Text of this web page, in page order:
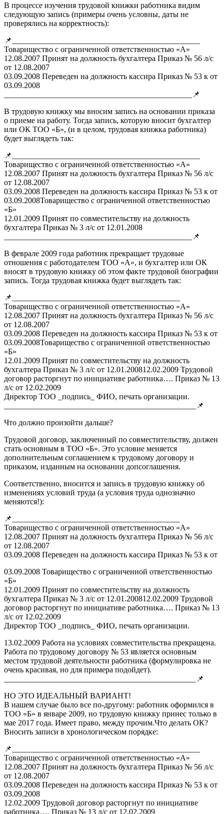
В процессе изучения трудовой книжки работника видим
следующую запись (примеры очень условны, даты не
проверялись на корректность):
📌_______________________________________________
Товарищество с ограниченной ответственностью «А»
12.08.2007 Принят на должность бухгалтера Приказ № 56 л/с
от 12.08.2007
03.09.2008 Переведен на должность кассира Приказ № 53 к от
03.09.2008
_______________________________________________📌
В трудовую книжку мы вносим запись на основании приказа
о приеме на работу. Тогда запись, которую вносит бухгалтер
или ОК ТОО «Б», (и в целом, трудовая книжка работника)
будет выглядеть так:
📌_______________________________________________
Товарищество с ограниченной ответственностью «А»
12.08.2007 Принят на должность бухгалтера Приказ № 56 л/с
от 12.08.2007
03.09.2008 Переведен на должность кассира Приказ № 53 к от
03.09.2008Товарищество с ограниченной ответственностью
«Б»
12.01.2009 Принят по совместительству на должность
бухгалтера Приказ № 3 л/с от 12.01.2008
_______________________________________________📌
В феврале 2009 года работник прекращает трудовые
отношения с работодателем ТОО «А», и бухгалтер или ОК
вносят в трудовую книжку об этом факте трудовой биографии
запись. Тогда трудовая книжка будет выглядеть так:
📌__________________________________________
Товарищество с ограниченной ответственностью «А»
12.08.2007 Принят на должность бухгалтера Приказ № 56 л/с
от 12.08.2007
03.09.2008 Переведен на должность кассира Приказ № 53 к от
03.09.2008Товарищество с ограниченной ответственностью
«Б»
12.01.2009 Принят по совместительству на должность
бухгалтера Приказ № 3 л/с от 12.01.200812.02.2009 Трудовой
договор расторгнут по инициативе работника…. Приказ № 13
л/с от 12.02.2009
Директор ТОО _подпись_ ФИО, печать организации.
________________________________________________📌
Что должно произойти дальше?
Трудовой договор, заключенный по совместительству, должен
стать основным в ТОО «Б». Это условие меняется
дополнительным соглашением к трудовому договору и
приказом, изданным на основании допсоглашения.
Соответственно, вносится и запись в трудовую книжку об
изменениях условий труда (а условия труда однозначно
меняются!):
📌__________________________________________
Товарищество с ограниченной ответственностью «А»
12.08.2007 Принят на должность бухгалтера Приказ № 56 л/с
от 12.08.2007
03.09.2008 Переведен на должность кассира Приказ № 53 к от
03.09.2008 Товарищество с ограниченной ответственностью
«Б»
12.01.2009 Принят по совместительству на должность
бухгалтера Приказ № 3 л/с от 12.01.200812.02.2009 Трудовой
договор расторгнут по инициативе работника…. Приказ № 13
л/с от 12.02.2009
Директор ТОО _подпись_ ФИО, печать организации.
13.02.2009 Работа на условиях совместительства прекращена.
Работа по трудовому договору № 53 является основным
местом трудовой деятельности работника (формулировка не
очень красивая, но для примера подойдет).
________________________________________________📌
НО ЭТО ИДЕАЛЬНЫЙ ВАРИАНТ!
В нашем случае было все по-другому: работник оформился в
ТОО «Б» в январе 2009, но трудовую книжку принес только в
мае 2017 года. Имеет право, между прочим.Что делать ОК?
Вносить записи в хронологическом порядке:
📌_______________________________________________
Товарищество с ограниченной ответственностью «А»
12.08.2007 Принят на должность бухгалтера Приказ № 56 л/с
от 12.08.2007
03.09.2008 Переведен на должность кассира Приказ № 53 к от
03.09.2008
12.02.2009 Трудовой договор расторгнут по инициативе
работника…. Приказ № 13 л/с от 12.02.2009